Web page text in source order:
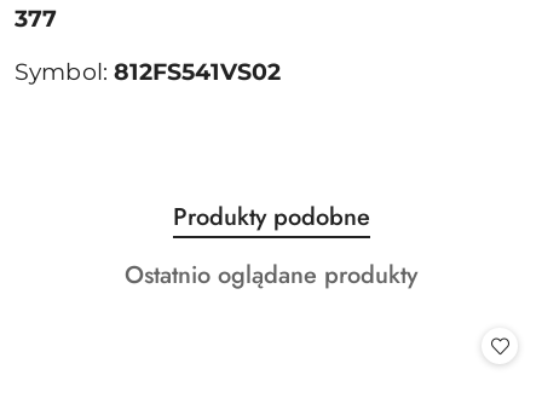
377
Symbol:812FS541VS02
Pomiń karuzelę produktów
Produkty
o
statusie:
Produkty podobne
Produkty
Ostatnio oglądane produkty